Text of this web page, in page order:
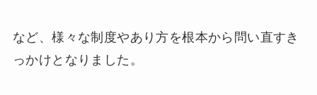
など、様々な制度やあり方を根本から問い直すき
っかけとなりました。